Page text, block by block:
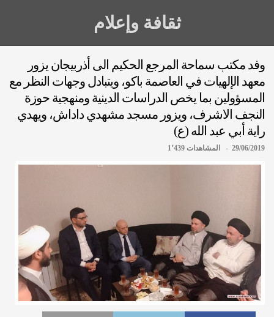
ثقافة وإعلام
وفد مكتب سماحة المرجع الحكيم الى أذربيجان يزور
معهد الإلهيات في العاصمة باكو، ويتبادل وجهات النظر مع
المسؤولين بما يخص الدراسات الدينية ومنهجية حوزة
النجف الاشرف، ويزور مسجد مشهدي داداش، ويهدي
راية أبي عبد الله (ع)
29/06/2019 - المشاهدات 1٬439